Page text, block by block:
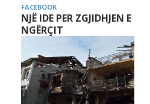
FACEBOOK
NJË IDE PER ZGJIDHJEN E
NGËRÇIT